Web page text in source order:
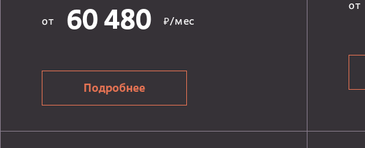
от 60 480 ₽/мес
Подробнее
от